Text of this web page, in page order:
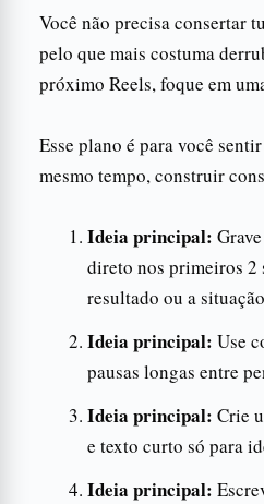
Você não precisa consertar
pelo que mais costuma
próximo Reels, foque em
Esse plano é para você
mesmo tempo, construir
Ideia principal:
direto nos primeiros 2
resultado ou a
Ideia principal: Use
pausas longas entre
Ideia principal: Crie
e texto curto só para
Ideia principal: